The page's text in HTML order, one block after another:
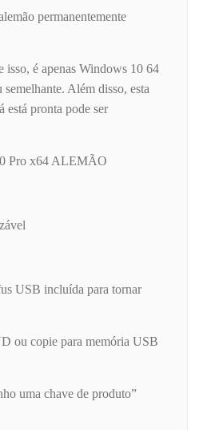
permanentemente
isso, é apenas Windows 10 64
Além disso, esta
está pronta pode ser
Pro x64 ALEMÃO
USB incluída para tornar
ou copie para memória USB
uma chave de produto”